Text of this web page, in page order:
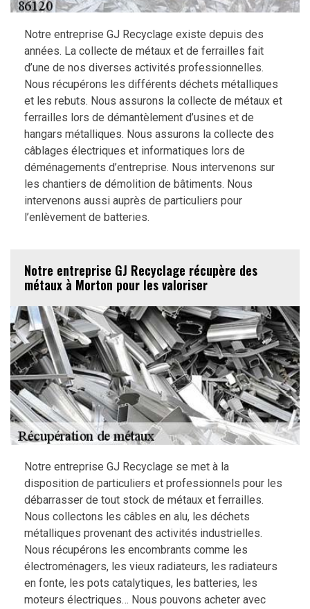
Notre entreprise GJ Recyclage existe depuis des
années. La collecte de métaux et de ferrailles fait
d’une de nos diverses activités professionnelles.
Nous récupérons les différents déchets métalliques
et les rebuts. Nous assurons la collecte de métaux et
ferrailles lors de démantèlement d’usines et de
hangars métalliques. Nous assurons la collecte des
câblages électriques et informatiques lors de
déménagements d’entreprise. Nous intervenons sur
les chantiers de démolition de bâtiments. Nous
intervenons aussi auprès de particuliers pour
l’enlèvement de batteries.
Notre entreprise GJ Recyclage récupère des
métaux à Morton pour les valoriser
Notre entreprise GJ Recyclage se met à la
disposition de particuliers et professionnels pour les
débarrasser de tout stock de métaux et ferrailles.
Nous collectons les câbles en alu, les déchets
métalliques provenant des activités industrielles.
Nous récupérons les encombrants comme les
électroménagers, les vieux radiateurs, les radiateurs
en fonte, les pots catalytiques, les batteries, les
moteurs électriques… Nous pouvons acheter avec